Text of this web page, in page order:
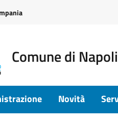
Comune di Napoli
Novità